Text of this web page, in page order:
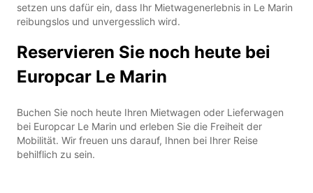
setzen uns dafür ein, dass Ihr Mietwagenerlebnis in Le Marin
reibungslos und unvergesslich wird.
Reservieren Sie noch heute bei
Europcar Le Marin
Buchen Sie noch heute Ihren Mietwagen oder Lieferwagen
bei Europcar Le Marin und erleben Sie die Freiheit der
Mobilität. Wir freuen uns darauf, Ihnen bei Ihrer Reise
behilflich zu sein.